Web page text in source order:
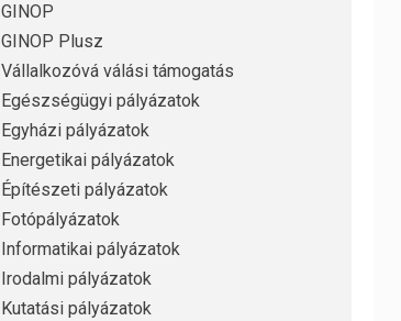
GINOP
GINOP Plusz
Vállalkozóvá válási támogatás
Egészségügyi pályázatok
Egyházi pályázatok
Energetikai pályázatok
Építészeti pályázatok
Fotópályázatok
Informatikai pályázatok
Irodalmi pályázatok
Kutatási pályázatok